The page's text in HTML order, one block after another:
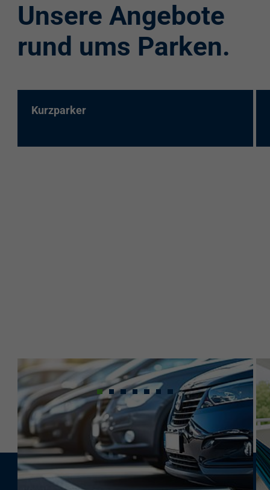
Unsere Angebote
rund ums Parken.
Kurzparker